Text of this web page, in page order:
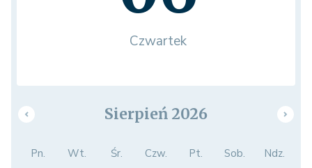
Czwartek
Sierpień 2026
Pn. Wt. Śr. Czw. Pt. Sob. Ndz.